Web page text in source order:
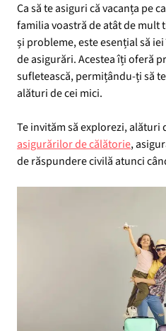
Ca să te asiguri că vacanța pe
familia voastră de atât de mult
și probleme, este esențial să
de asigurări. Acestea îți oferă
sufletească, permițându-ți să
alături de cei mici.
Te invităm să explorezi,
asigurărilor de călătorie,
de răspundere civilă atunci